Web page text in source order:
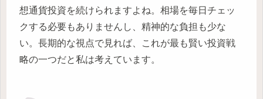
想通貨投資を続けられますよね。相場を毎日チェッ
クする必要もありませんし、精神的な負担も少な
い。長期的な視点で見れば、これが最も賢い投資戦
略の一つだと私は考えています。